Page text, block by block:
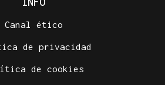
Canal ético
de privacidad
de cookies